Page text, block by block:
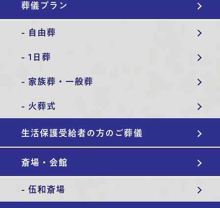
葬儀プラン
- 自由葬
- 1日葬
- 家族葬・一般葬
- 火葬式
生活保護受給者の方のご葬儀
斎場・会館
- 伍和斎場